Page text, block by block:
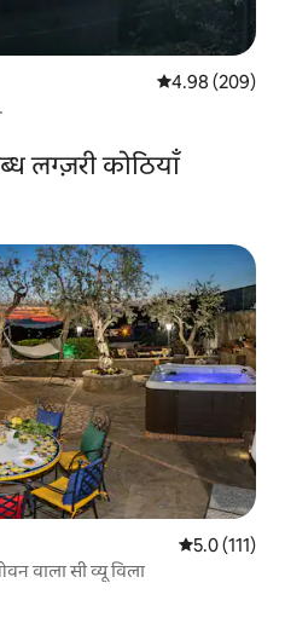
औसत रेटिंग 5 में से
4.98 (209)
लग्ज़री कोठियाँ
औसत रेटिंग 5 में
5.0 (111)
वाला सी व्यू विला